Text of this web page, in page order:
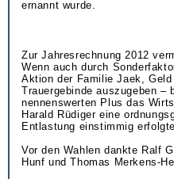
ernannt wurde.
Zur Jahresrechnung 2012
Wenn auch durch
Aktion der Familie Jaek,
Trauergebinde auszugeben
nennenswerten Plus das
Harald Rüdiger eine
Entlastung einstimmig
Vor den Wahlen dankte Ralf
Hunf und Thomas Merkens-